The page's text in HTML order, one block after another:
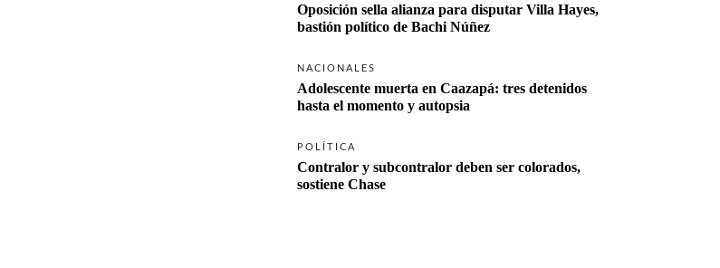
Oposición sella alianza para disputar Villa Hayes,
bastión político de Bachi Núñez
NACIONALES
Adolescente muerta en Caazapá: tres detenidos
hasta el momento y autopsia
POLÍTICA
Contralor y subcontralor deben ser colorados,
sostiene Chase